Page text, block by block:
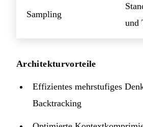
Sampling
und
Architekturvorteile
Effizientes mehrstufiges
Backtracking